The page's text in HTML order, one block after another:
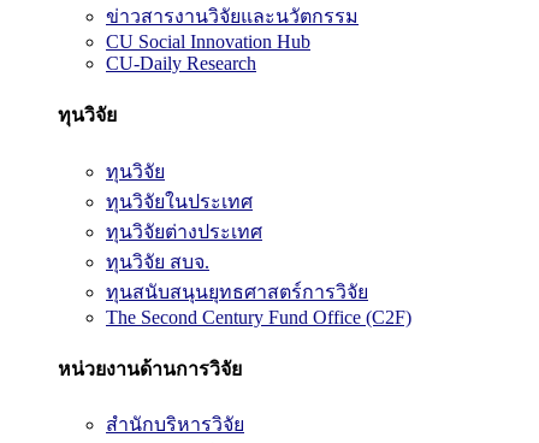
ข่าวสารงานวิจัยและนวัตกรรม
CU Social Innovation Hub
CU-Daily Research
ทุนวิจัย
ทุนวิจัย
ทุนวิจัยในประเทศ
ทุนวิจัยต่างประเทศ
ทุนวิจัย สบจ.
ทุนสนับสนุนยุทธศาสตร์การวิจัย
The Second Century Fund Office (C2F)
หน่วยงานด้านการวิจัย
สำนักบริหารวิจัย